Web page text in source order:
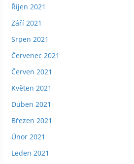
Říjen 2021
Září 2021
Srpen 2021
Červenec 2021
Červen 2021
Květen 2021
Duben 2021
Březen 2021
Únor 2021
Leden 2021